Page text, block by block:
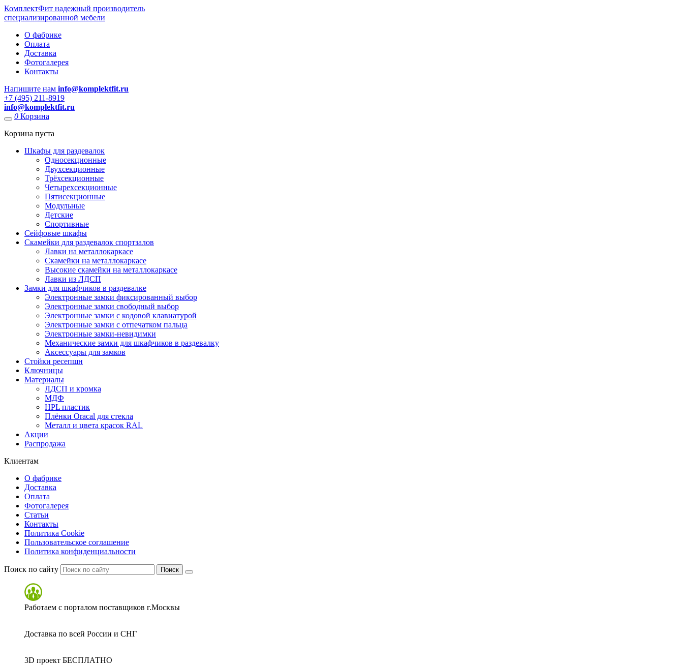
КомплектФит надежный производитель
специализированной мебели
О фабрике
Оплата
Доставка
Фотогалерея
Контакты
Напишите нам info@komplektfit.ru
​+7 (495) 211-8919
info@komplektfit.ru
0 Корзина
Корзина пуста
Шкафы для раздевалок
Односекционные
Двухсекционные
Трёхсекционные
Четырехсекционные
Пятисекционные
Модульные
Детские
Спортивные
Сейфовые шкафы
Скамейки для раздевалок спортзалов
Лавки на металлокаркасе
Скамейки на металлокаркасе
Высокие скамейки на металлокаркасе
Лавки из ЛДСП
Замки для шкафчиков в раздевалке
Электронные замки фиксированный выбор
Электронные замки свободный выбор
Электронные замки с кодовой клавиатурой
Электронные замки с отпечатком пальца
Электронные замки-невидимки
Механические замки для шкафчиков в раздевалку
Аксессуары для замков
Стойки ресепшн
Ключницы
Материалы
ЛДСП и кромка
МДФ
HPL пластик
Плёнки Oracal для стекла
Металл и цвета красок RAL
Акции
Распродажа
Клиентам
О фабрике
Доставка
Оплата
Фотогалерея
Статьи
Контакты
Политика Cookie
Пользовательское соглашение
Политика конфиденциальности
Поиск по сайту Поиск
Работаем с порталом поставщиков г.Москвы
Доставка по всей России и СНГ
3D проект БЕСПЛАТНО